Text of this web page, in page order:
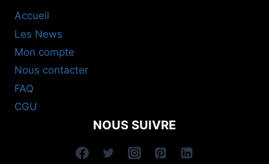
Accueil
Les News
Mon compte
Nous contacter
FAQ
CGU
NOUS SUIVRE